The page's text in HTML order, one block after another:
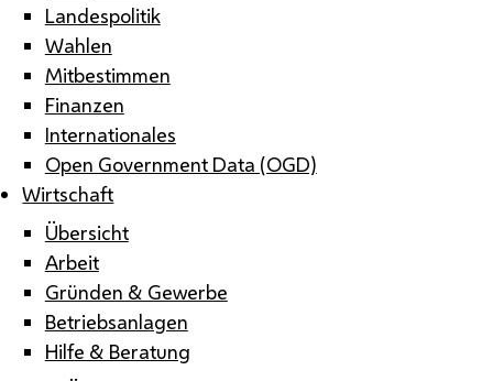
Landespolitik
Wahlen
Mitbestimmen
Finanzen
Internationales
Open Government Data (OGD)
Wirtschaft
Übersicht
Arbeit
Gründen & Gewerbe
Betriebsanlagen
Hilfe & Beratung